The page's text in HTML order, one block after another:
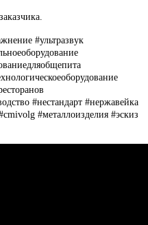
#ультразвук
#нестандарт #нержавейка
#металлоизделия #эскиз